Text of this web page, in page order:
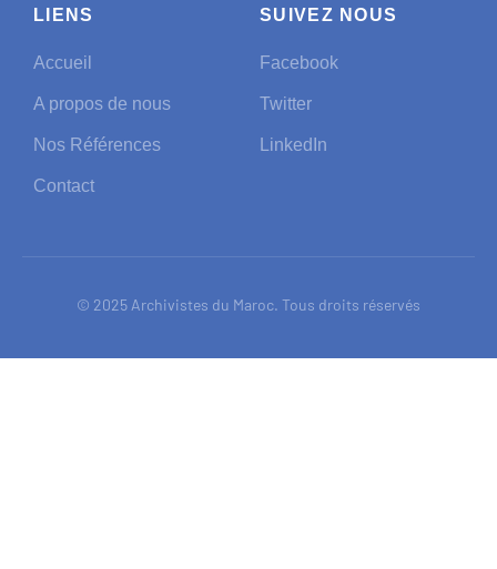
LIENS
Accueil
A propos de nous
Nos Références
Contact
SUIVEZ NOUS
Facebook
Twitter
LinkedIn
© 2025 Archivistes du Maroc. Tous droits réservés